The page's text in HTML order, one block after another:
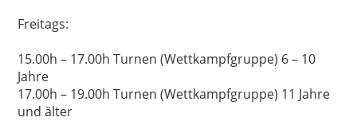
Freitags:
15.00h – 17.00h Turnen (Wettkampfgruppe) 6 – 10
Jahre
17.00h – 19.00h Turnen (Wettkampfgruppe) 11 Jahre
und älter